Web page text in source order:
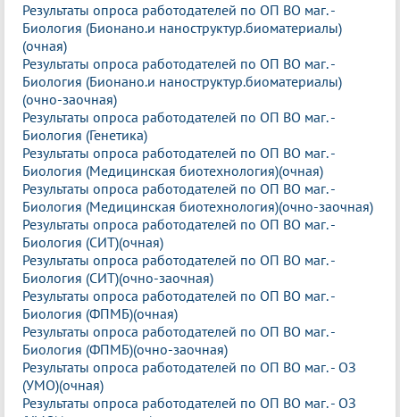
Результаты опроса работодателей по ОП ВО маг. -
Биология (Бионано.и наноструктур.биоматериалы)
(очная)
Результаты опроса работодателей по ОП ВО маг. -
Биология (Бионано.и наноструктур.биоматериалы)
(очно-заочная)
Результаты опроса работодателей по ОП ВО маг. -
Биология (Генетика)
Результаты опроса работодателей по ОП ВО маг. -
Биология (Медицинская биотехнология)(очная)
Результаты опроса работодателей по ОП ВО маг. -
Биология (Медицинская биотехнология)(очно-заочная)
Результаты опроса работодателей по ОП ВО маг. -
Биология (СИТ)(очная)
Результаты опроса работодателей по ОП ВО маг. -
Биология (СИТ)(очно-заочная)
Результаты опроса работодателей по ОП ВО маг. -
Биология (ФПМБ)(очная)
Результаты опроса работодателей по ОП ВО маг. -
Биология (ФПМБ)(очно-заочная)
Результаты опроса работодателей по ОП ВО маг. - ОЗ
(УМО)(очная)
Результаты опроса работодателей по ОП ВО маг. - ОЗ